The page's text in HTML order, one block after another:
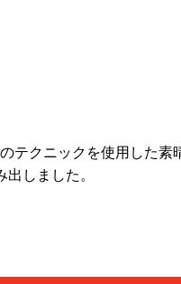
テクニックを使用した素
しました。